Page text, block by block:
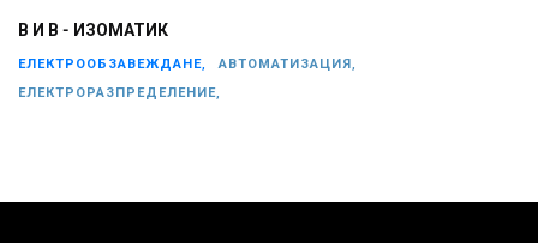
В И В - ИЗОМАТИК
ЕЛЕКТРООБЗАВЕЖДАНЕ,
АВТОМАТИЗАЦИЯ,
ЕЛЕКТРОРАЗПРЕДЕЛЕНИЕ,